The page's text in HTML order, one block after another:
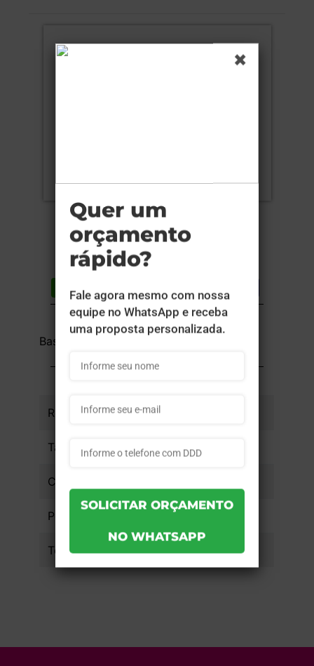
Lista de desejos
DESCRIÇÃO DO PRODUTO
Base Plástica Mini
INFORMAÇÕES DO PRODUTO
Referência
Tamanho da Arte
Cobertura
Peso
Tempo de Produção 15 dias úteis